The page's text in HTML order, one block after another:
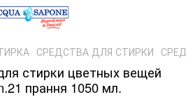
СРЕДСТВА ДЛЯ СТИРКИ
стирки цветных вещей
прання 1050 мл.